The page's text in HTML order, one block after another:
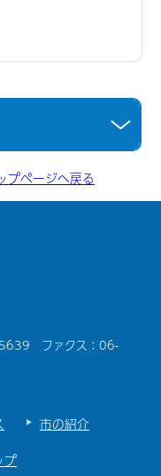
プページへ戻る
ファクス：06-
市の紹介
プ